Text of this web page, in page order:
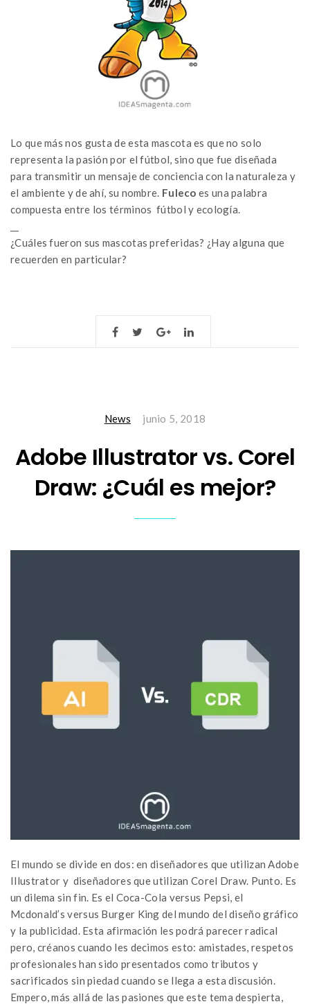
Lo que más nos gusta de esta mascota es que no solo
representa la pasión por el fútbol, sino que fue diseñada
para transmitir un mensaje de conciencia con la naturaleza y
el ambiente y de ahí, su nombre. Fuleco es una palabra
compuesta entre los términos fútbol y ecología.
¿Cuáles fueron sus mascotas preferidas? ¿Hay alguna que
recuerden en particular?
News junio 5, 2018
Adobe Illustrator vs. Corel
Draw: ¿Cuál es mejor?
El mundo se divide en dos: en diseñadores que utilizan Adobe
Illustrator y diseñadores que utilizan Corel Draw. Punto. Es
un dilema sin fin. Es el Coca-Cola versus Pepsi, el
Mcdonald’s versus Burger King del mundo del diseño gráfico
y la publicidad. Esta afirmación les podrá parecer radical
pero, créanos cuando les decimos esto: amistades, respetos
profesionales han sido presentados como tributos y
sacrificados sin piedad cuando se llega a esta discusión.
Empero, más allá de las pasiones que este tema despierta,